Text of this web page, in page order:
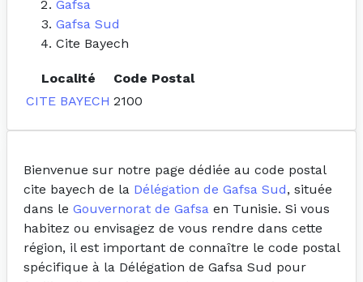
Gafsa
Gafsa Sud
Cite Bayech
Localité
Code Postal
CITE BAYECH 2100
Bienvenue sur notre page dédiée au code postal
cite bayech de la Délégation de Gafsa Sud, située
dans le Gouvernorat de Gafsa en Tunisie. Si vous
habitez ou envisagez de vous rendre dans cette
région, il est important de connaître le code postal
spécifique à la Délégation de Gafsa Sud pour